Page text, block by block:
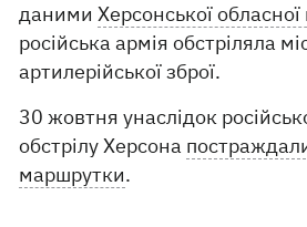
данимиХерсонської
російська армія обстріляла
артилерійської зброї.
30 жовтня унаслідок
обстрілу Херсона
маршрутки.